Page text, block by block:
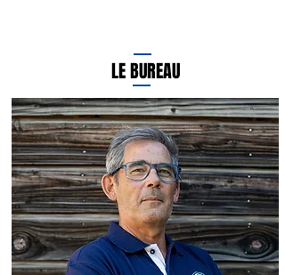
LE BUREAU